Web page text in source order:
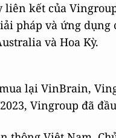
kết của
pháp và ứng
và Hoa Kỳ.
lại VinBrain,
Vingroup đã